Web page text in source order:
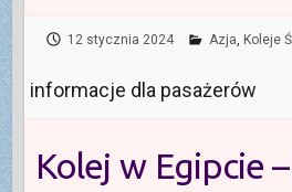
12 stycznia 2024 Azja Koleje
informacje dla pasażerów
Kolej w Egipcie